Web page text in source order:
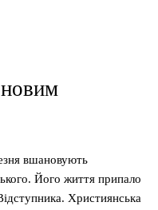
новим
вшановують
Його життя припало
Християнська